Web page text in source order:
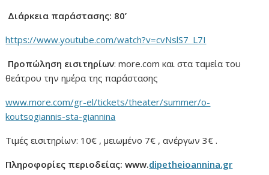
Διάρκεια παράστασης: 80’
https://www.youtube.com/watch?v=cvNslS7_L7I
Προπώληση εισιτηρίων: more.com και στα ταμεία του
θεάτρου την ημέρα της παράστασης
www.more.com/gr-el/tickets/theater/summer/o-
koutsogiannis-sta-giannina
Τιμές εισιτηρίων: 10€ , μειωμένο 7€ , ανέργων 3€ .
Πληροφορίες περιοδείας: www.dipetheioannina.gr